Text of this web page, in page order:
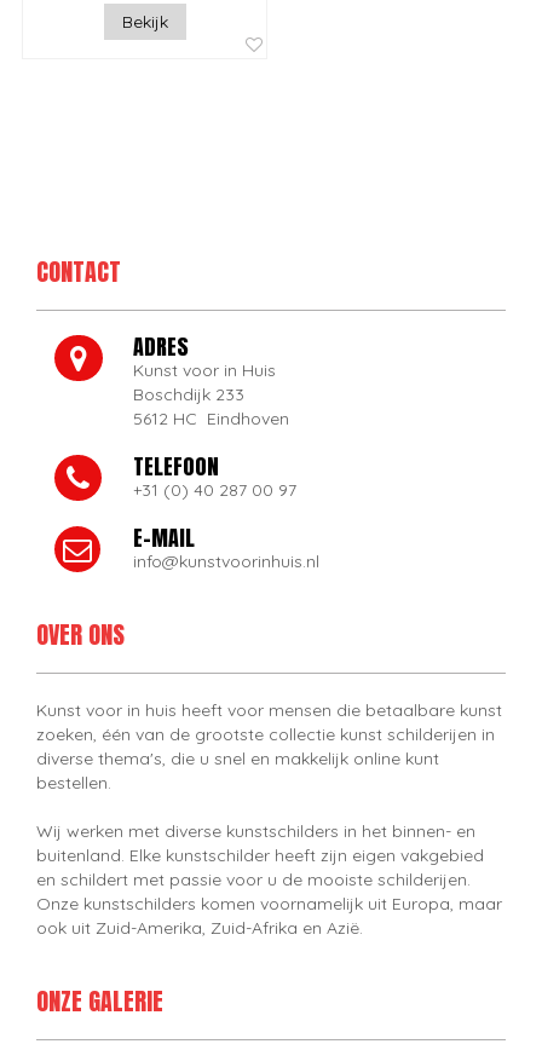
Bekijk
CONTACT
ADRES
Kunst voor in Huis
Boschdijk 233
5612 HC Eindhoven
TELEFOON
+31 (0) 40 287 00 97
E-MAIL
info@kunstvoorinhuis.nl
OVER ONS
Kunst voor in huis heeft voor mensen die betaalbare kunst
zoeken, één van de grootste collectie kunst schilderijen in
diverse thema's, die u snel en makkelijk online kunt
bestellen.
Wij werken met diverse kunstschilders in het binnen- en
buitenland. Elke kunstschilder heeft zijn eigen vakgebied
en schildert met passie voor u de mooiste schilderijen.
Onze kunstschilders komen voornamelijk uit Europa, maar
ook uit Zuid-Amerika, Zuid-Afrika en Azië.
ONZE GALERIE